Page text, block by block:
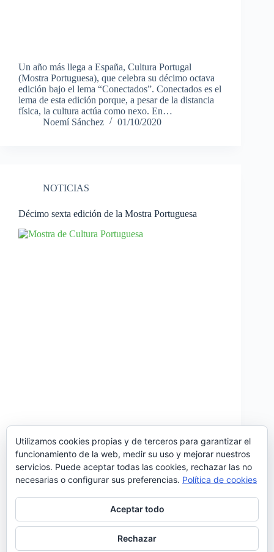
Un año más llega a España, Cultura Portugal
(Mostra Portuguesa), que celebra su décimo octava
edición bajo el lema “Conectados”. Conectados es el
lema de esta edición porque, a pesar de la distancia
física, la cultura actúa como nexo. En…
Noemí Sánchez
01/10/2020
NOTICIAS
Décimo sexta edición de la Mostra Portuguesa
Vuelve la Mostra de Cultura Portuguesa a España y
este año celebra su décimo sexta edición con un
fantástico programa lleno de teatro, cine, danza, arte,
literatura y por supuesto, mucha música portuguesa
bajo el lema «Otoño en rojo y…
Noemí Sánchez
19/09/2018
Utilizamos cookies propias y de terceros para garantizar el
funcionamiento de la web, medir su uso y mejorar nuestros
servicios. Puede aceptar todas las cookies, rechazar las no
necesarias o configurar sus preferencias. Política de cookies
Aceptar todo
Rechazar